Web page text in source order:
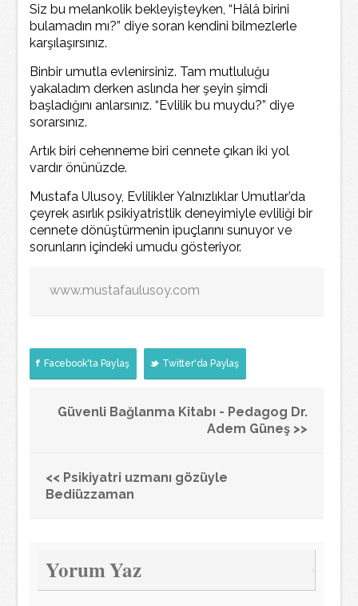
Siz bu melankolik bekleyişteyken, “Hâlâ birini
bulamadın mı?” diye soran kendini bilmezlerle
karşılaşırsınız.
Binbir umutla evlenirsiniz. Tam mutluluğu
yakaladım derken aslında her şeyin şimdi
başladığını anlarsınız. “Evlilik bu muydu?” diye
sorarsınız.
Artık biri cehenneme biri cennete çıkan iki yol
vardır önünüzde.
Mustafa Ulusoy, Evlilikler Yalnızlıklar Umutlar’da
çeyrek asırlık psikiyatristlik deneyimiyle evliliği bir
cennete dönüştürmenin ipuçlarını sunuyor ve
sorunların içindeki umudu gösteriyor.
www.mustafaulusoy.com
Facebook'ta Paylaş Twitter'da Paylaş
Güvenli Bağlanma Kitabı - Pedagog Dr.
Adem Güneş >>
<< Psikiyatri uzmanı gözüyle
Bediüzzaman
Yorum Yaz